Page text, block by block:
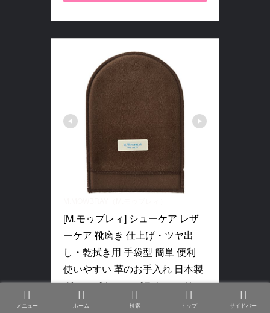
[M.モゥブレィ] シューケア レザ
ーケア 靴磨き 仕上げ・ツヤ出
し・乾拭き用 手袋型 簡単 便利
使いやすい 革のお手入れ 日本製
グローブクロス ブラウン フリー
9138
メニュー ホーム 検索 トップ サイドバー